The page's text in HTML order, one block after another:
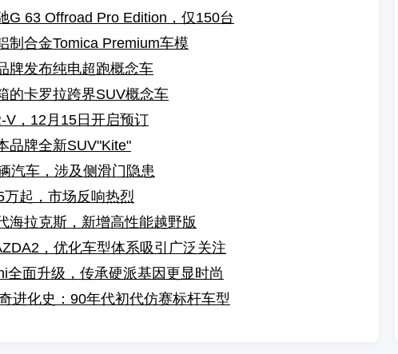
G 63 Offroad Pro Edition，仅150台
制合金Tomica Premium车模
牌发布纯电超跑概念车
的卡罗拉跨界SUV概念车
V，12月15日开启预订
品牌全新SUV"Kite"
汽车，涉及侧滑门隐患
万起，市场反响热烈
海拉克斯，新增高性能越野版
，优化车型体系吸引广泛关注
全面升级，传承硬派基因更显时尚
进化史：90年代初代仿赛标杆车型